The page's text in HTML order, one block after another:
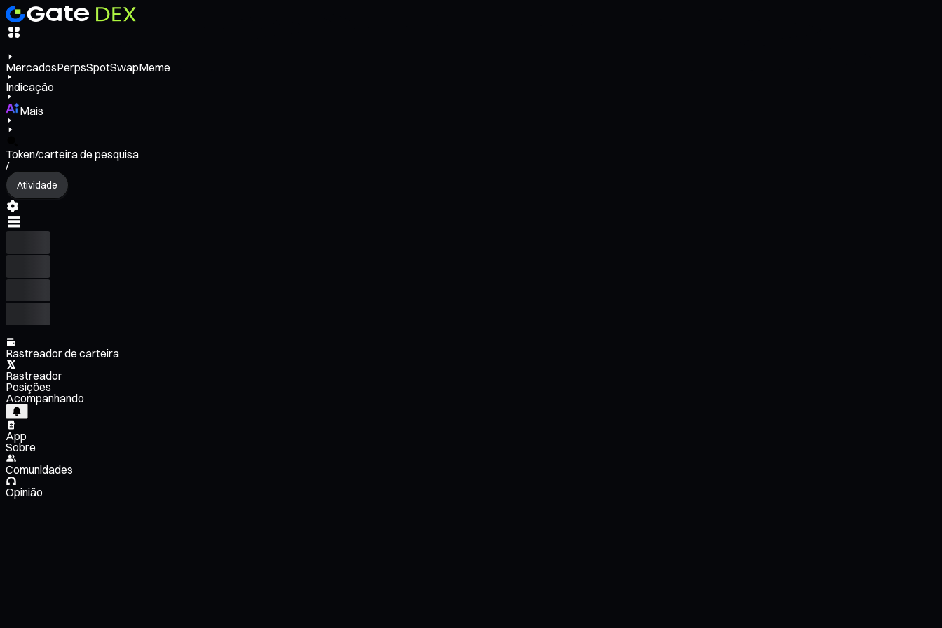
MercadosPerpsSpotSwapMeme
Indicação
Mais
Token/carteira de pesquisa
/
Atividade
Rastreador de carteira
Rastreador
Posições
Acompanhando
App
Sobre
Comunidades
Opinião